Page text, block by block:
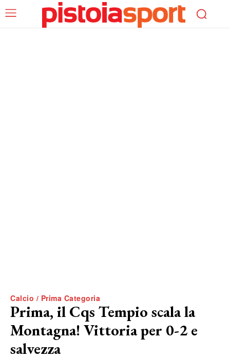
Calcio / Prima Categoria
Prima, il Cqs Tempio scala la
Montagna! Vittoria per 0-2 e
salvezza